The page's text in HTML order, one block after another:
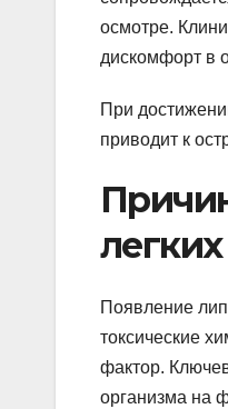
осмотре.
дискомфорт в
При
приводит к
легких
Появление
токсические
фактор.
организма на